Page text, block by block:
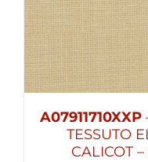
A07911710XXP
TESSUTO
CALICOT